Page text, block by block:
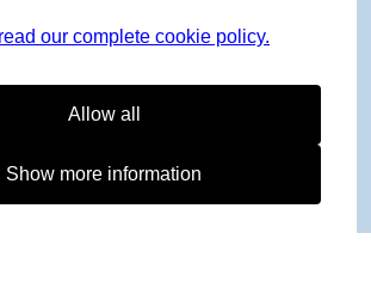
our complete cookie policy.
Allow all
Show more information